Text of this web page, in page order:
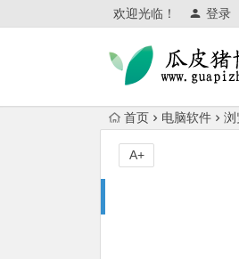
欢迎光临！ 登录
首页 电脑软件 浏
A+